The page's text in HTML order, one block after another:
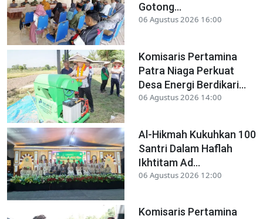
Gotong...
06 Agustus 2026 16:00
Komisaris Pertamina
Patra Niaga Perkuat
Desa Energi Berdikari...
06 Agustus 2026 14:00
Al-Hikmah Kukuhkan 100
Santri Dalam Haflah
Ikhtitam Ad...
06 Agustus 2026 12:00
Komisaris Pertamina